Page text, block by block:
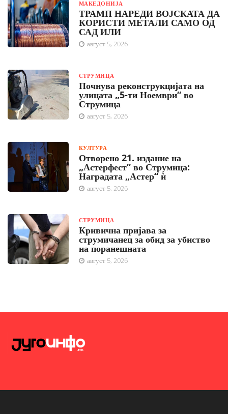
МАКЕДОНИЈА
ТРАМП НАРЕДИ ВОЈСКАТА ДА
КОРИСТИ МЕТАЛИ САМО ОД
САД ИЛИ
август 5, 2026
СТРУМИЦА
Почнува реконструкцијата на
улицата „5-ти Ноември“ во
Струмица
август 5, 2026
КУЛТУРА
Отворено 21. издание на
„Астерфест“ во Струмица:
Наградата „Астер“ ѝ
август 5, 2026
СТРУМИЦА
Кривична пријава за
струмичанец за обид за убиство
на поранешната
август 5, 2026